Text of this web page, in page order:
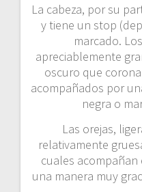
La cabeza, por su
y tiene un stop
marcado.
apreciablemente
oscuro que
acompañados por
negra o
Las orejas,
relativamente
cuales
una manera muy